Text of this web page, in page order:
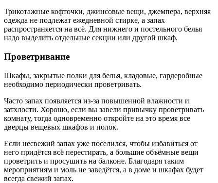
Трикотажные кофточки, джинсовые вещи, джемпера, верхняя
одежда не подлежат ежедневной стирке, а запах
распространяется на всё. Для нижнего и постельного белья
надо выделить отдельные секции или другой шкаф.
Проветривание
Шкафы, закрытые полки для белья, кладовые, гардеробные
необходимо периодически проветривать.
Часто запах появляется из-за повышенной влажности и
затхлости. Хорошо, если вы завели привычку проветривать
комнату, тогда одновременно откройте на это время все
дверцы вещевых шкафов и полок.
Если несвежий запах уже поселился, чтобы избавиться от
него придётся всё перестирать, а большие объёмные вещи
проветрить и просушить на балконе. Благодаря таким
мероприятиям и моль не заведётся, а в доме и шкафах будет
всегда свежий запах.